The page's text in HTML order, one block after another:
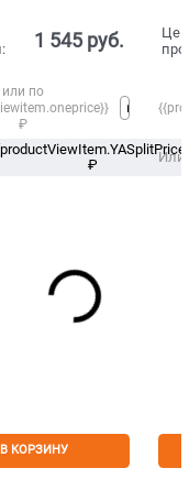
1 545 руб.
или по
₽
₽
В КОРЗИНУ
Или